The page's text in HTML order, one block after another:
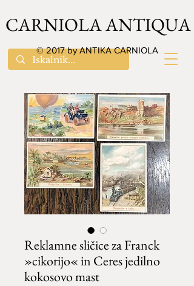
CARNIOLA ANTIQUA
© 2017 by ANTIKA CARNIOLA
Reklamne sličice za Franck
»cikorijo« in Ceres jedilno
kokosovo mast